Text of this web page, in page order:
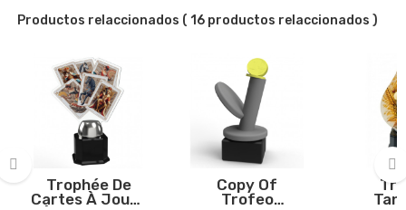
Productos relaccionados ( 16 productos relaccionados )
Trophée De
Cartes À Jouer
Copy Of
Trofeo
›